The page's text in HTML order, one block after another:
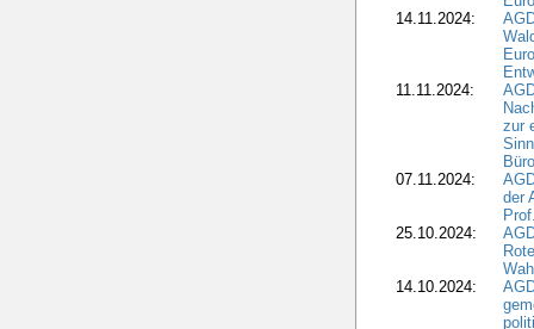
14.11.2024:
11.11.2024:
zur
07.11.2024:
der
25.10.2024:
14.10.2024: